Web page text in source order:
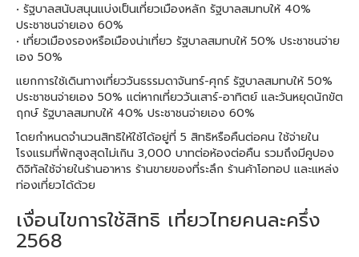
• รัฐบาลสนับสนุนแบ่งเป็นเที่ยวเมืองหลัก รัฐบาลสมทบให้ 40%
ประชาชนจ่ายเอง 60%
• เที่ยวเมืองรองหรือเมืองน่าเที่ยว รัฐบาลสมทบให้ 50% ประชาชนจ่าย
เอง 50%
แยกการใช้เดินทางเที่ยววันธรรมดาจันทร์-ศุกร์ รัฐบาลสมทบให้ 50%
ประชาชนจ่ายเอง 50% แต่หากเที่ยววันเสาร์-อาทิตย์ และวันหยุดนักขัต
ฤกษ์ รัฐบาลสมทบให้ 40% ประชาชนจ่ายเอง 60%
โดยกำหนดจำนวนสิทธิให้ใช้ได้อยู่ที่ 5 สิทธิหรือคืนต่อคน ใช้จ่ายใน
โรงแรมที่พักสูงสุดไม่เกิน 3,000 บาทต่อห้องต่อคืน รวมถึงมีคูปอง
ดิจิทัลใช้จ่ายในร้านอาหาร ร้านขายของที่ระลึก ร้านค้าโอทอป และแหล่ง
ท่องเที่ยวได้ด้วย
เงื่อนไขการใช้สิทธิ เที่ยวไทยคนละครึ่ง
2568